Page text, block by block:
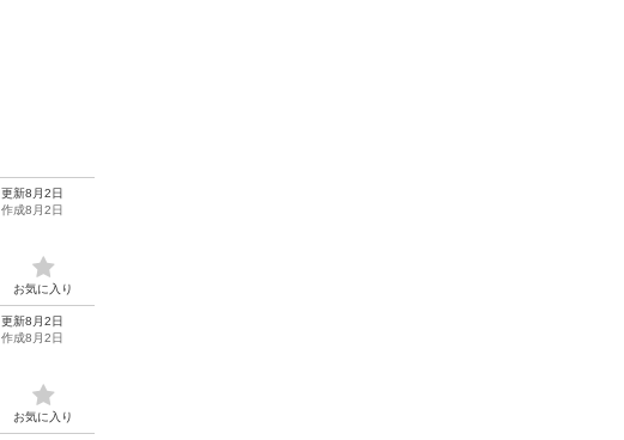
更新8月2日
作成8月2日
お気に入り
更新8月2日
作成8月2日
お気に入り